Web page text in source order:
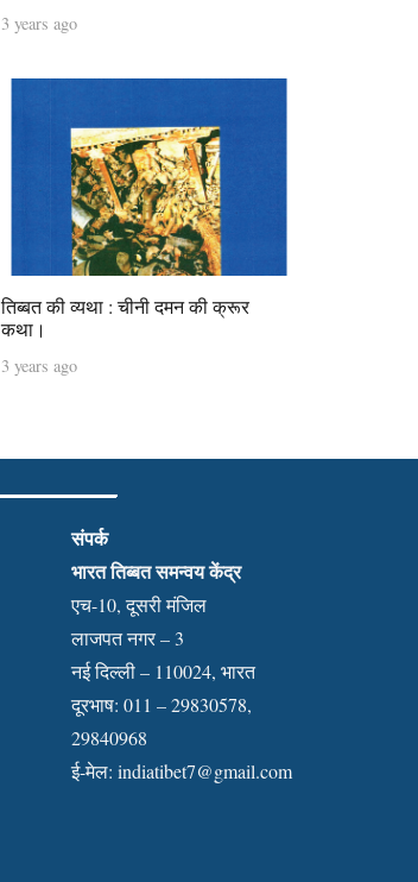
3 years ago
तिब्बत की व्यथा : चीनी दमन की क्रूर
कथा।
3 years ago
संपर्क
भारत तिब्बत समन्वय केंद्र
एच-10, दूसरी मंजिल
लाजपत नगर – 3
नई दिल्ली – 110024, भारत
दूरभाष: 011 – 29830578,
29840968
ई-मेल:indiatibet7@gmail.com